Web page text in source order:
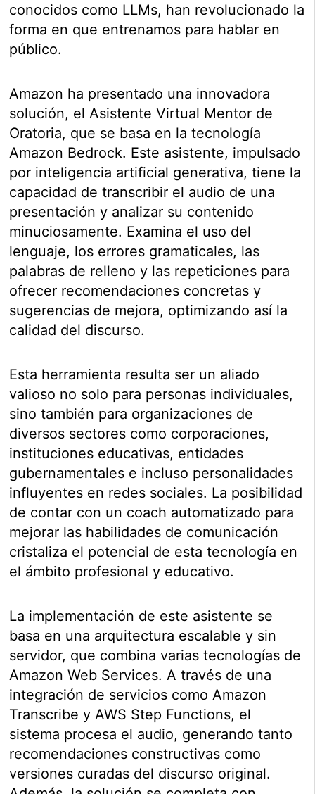
conocidos como LLMs, han revolucionado la
forma en que entrenamos para hablar en
público.
Amazon ha presentado una innovadora
solución, el Asistente Virtual Mentor de
Oratoria, que se basa en la tecnología
Amazon Bedrock. Este asistente, impulsado
por inteligencia artificial generativa, tiene la
capacidad de transcribir el audio de una
presentación y analizar su contenido
minuciosamente. Examina el uso del
lenguaje, los errores gramaticales, las
palabras de relleno y las repeticiones para
ofrecer recomendaciones concretas y
sugerencias de mejora, optimizando así la
calidad del discurso.
Esta herramienta resulta ser un aliado
valioso no solo para personas individuales,
sino también para organizaciones de
diversos sectores como corporaciones,
instituciones educativas, entidades
gubernamentales e incluso personalidades
influyentes en redes sociales. La posibilidad
de contar con un coach automatizado para
mejorar las habilidades de comunicación
cristaliza el potencial de esta tecnología en
el ámbito profesional y educativo.
La implementación de este asistente se
basa en una arquitectura escalable y sin
servidor, que combina varias tecnologías de
Amazon Web Services. A través de una
integración de servicios como Amazon
Transcribe y AWS Step Functions, el
sistema procesa el audio, generando tanto
recomendaciones constructivas como
versiones curadas del discurso original.